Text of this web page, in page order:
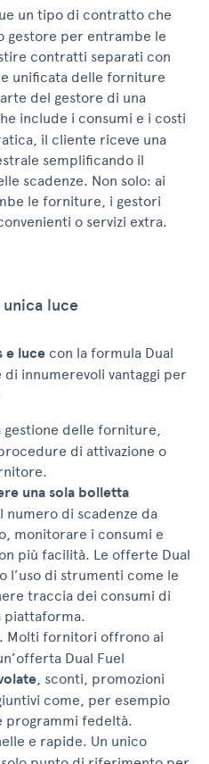
un tipo di contratto che
gestore per entrambe le
contratti separati con
unificata delle forniture
del gestore di una
include i consumi e i costi
il cliente riceve una
semplificando il
scadenze. Non solo: ai
le forniture, i gestori
o servizi extra.
luce
e luce con la formula Dual
innumerevoli vantaggi per
gestione delle forniture,
di attivazione o
una sola bolletta
di scadenze da
monitorare i consumi e
più facilità. Le offerte Dual
l’uso di strumenti come le
traccia dei consumi di
piattaforma.
. Molti fornitori offrono ai
Dual Fuel
, sconti, promozioni
come, per esempio
programmi fedeltà.
e rapide. Un unico